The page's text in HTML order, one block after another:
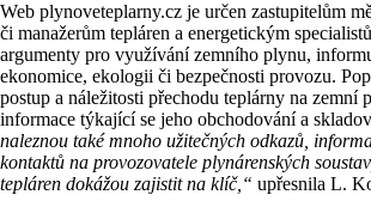
Web plynoveteplarny.cz je určen zastupitelům
či manažerům tepláren a energetickým
argumenty pro využívání zemního plynu,
ekonomice, ekologii či bezpečnosti provozu.
postup a náležitosti přechodu teplárny na zemní
informace týkající se jeho obchodování a
naleznou také mnoho užitečných odkazů,
kontaktů na provozovatele plynárenských
tepláren dokážou zajistit na klíč,“ upřesnila L.